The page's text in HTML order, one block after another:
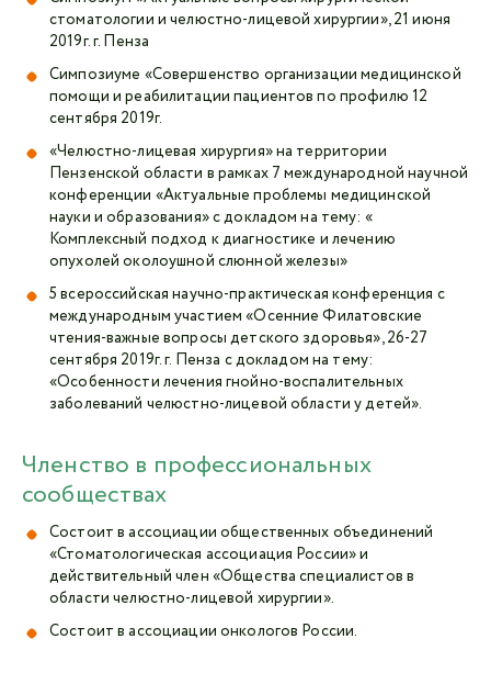
стоматологии и челюстно-лицевой хирургии», 21 июня
2019г. г. Пенза
Симпозиуме «Совершенство организации медицинской
помощи и реабилитации пациентов по профилю 12
сентября 2019г.
«Челюстно-лицевая хирургия» на территории
Пензенской области в рамках 7 международной научной
конференции «Актуальные проблемы медицинской
науки и образования» с докладом на тему: «
Комплексный подход к диагностике и лечению
опухолей околоушной слюнной железы»
5 всероссийская научно-практическая конференция с
международным участием «Осенние Филатовские
чтения-важные вопросы детского здоровья», 26-27
сентября 2019г. г. Пенза с докладом на тему:
«Особенности лечения гнойно-воспалительных
заболеваний челюстно-лицевой области у детей».
Членство в профессиональных
сообществах
Состоит в ассоциации общественных объединений
«Стоматологическая ассоциация России» и
действительный член «Общества специалистов в
области челюстно-лицевой хирургии».
Состоит в ассоциации онкологов России.